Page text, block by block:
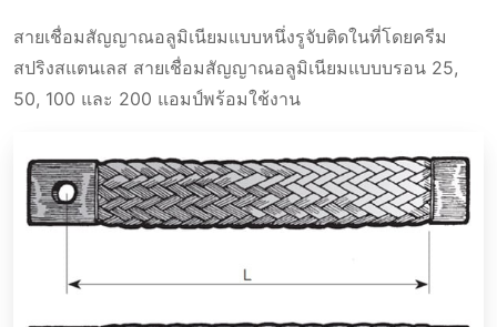
สายเชื่อมสัญญาณอลูมิเนียมแบบหนึ่งรูจับติดในที่โดยครีม
สปริงสแตนเลส สายเชื่อมสัญญาณอลูมิเนียมแบบบรอน 25,
50, 100 และ 200 แอมป์พร้อมใช้งาน